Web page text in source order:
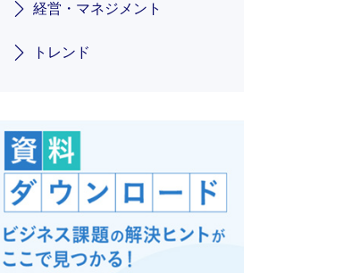
経営・マネジメント
トレンド